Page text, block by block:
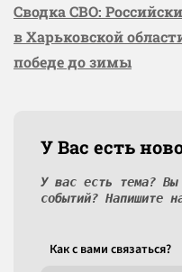
Сводка СВО:
в Харьковской
победе до зимы
У Вас есть
У вас есть тема? Вы
событий? Напишите
Как c вами связаться?